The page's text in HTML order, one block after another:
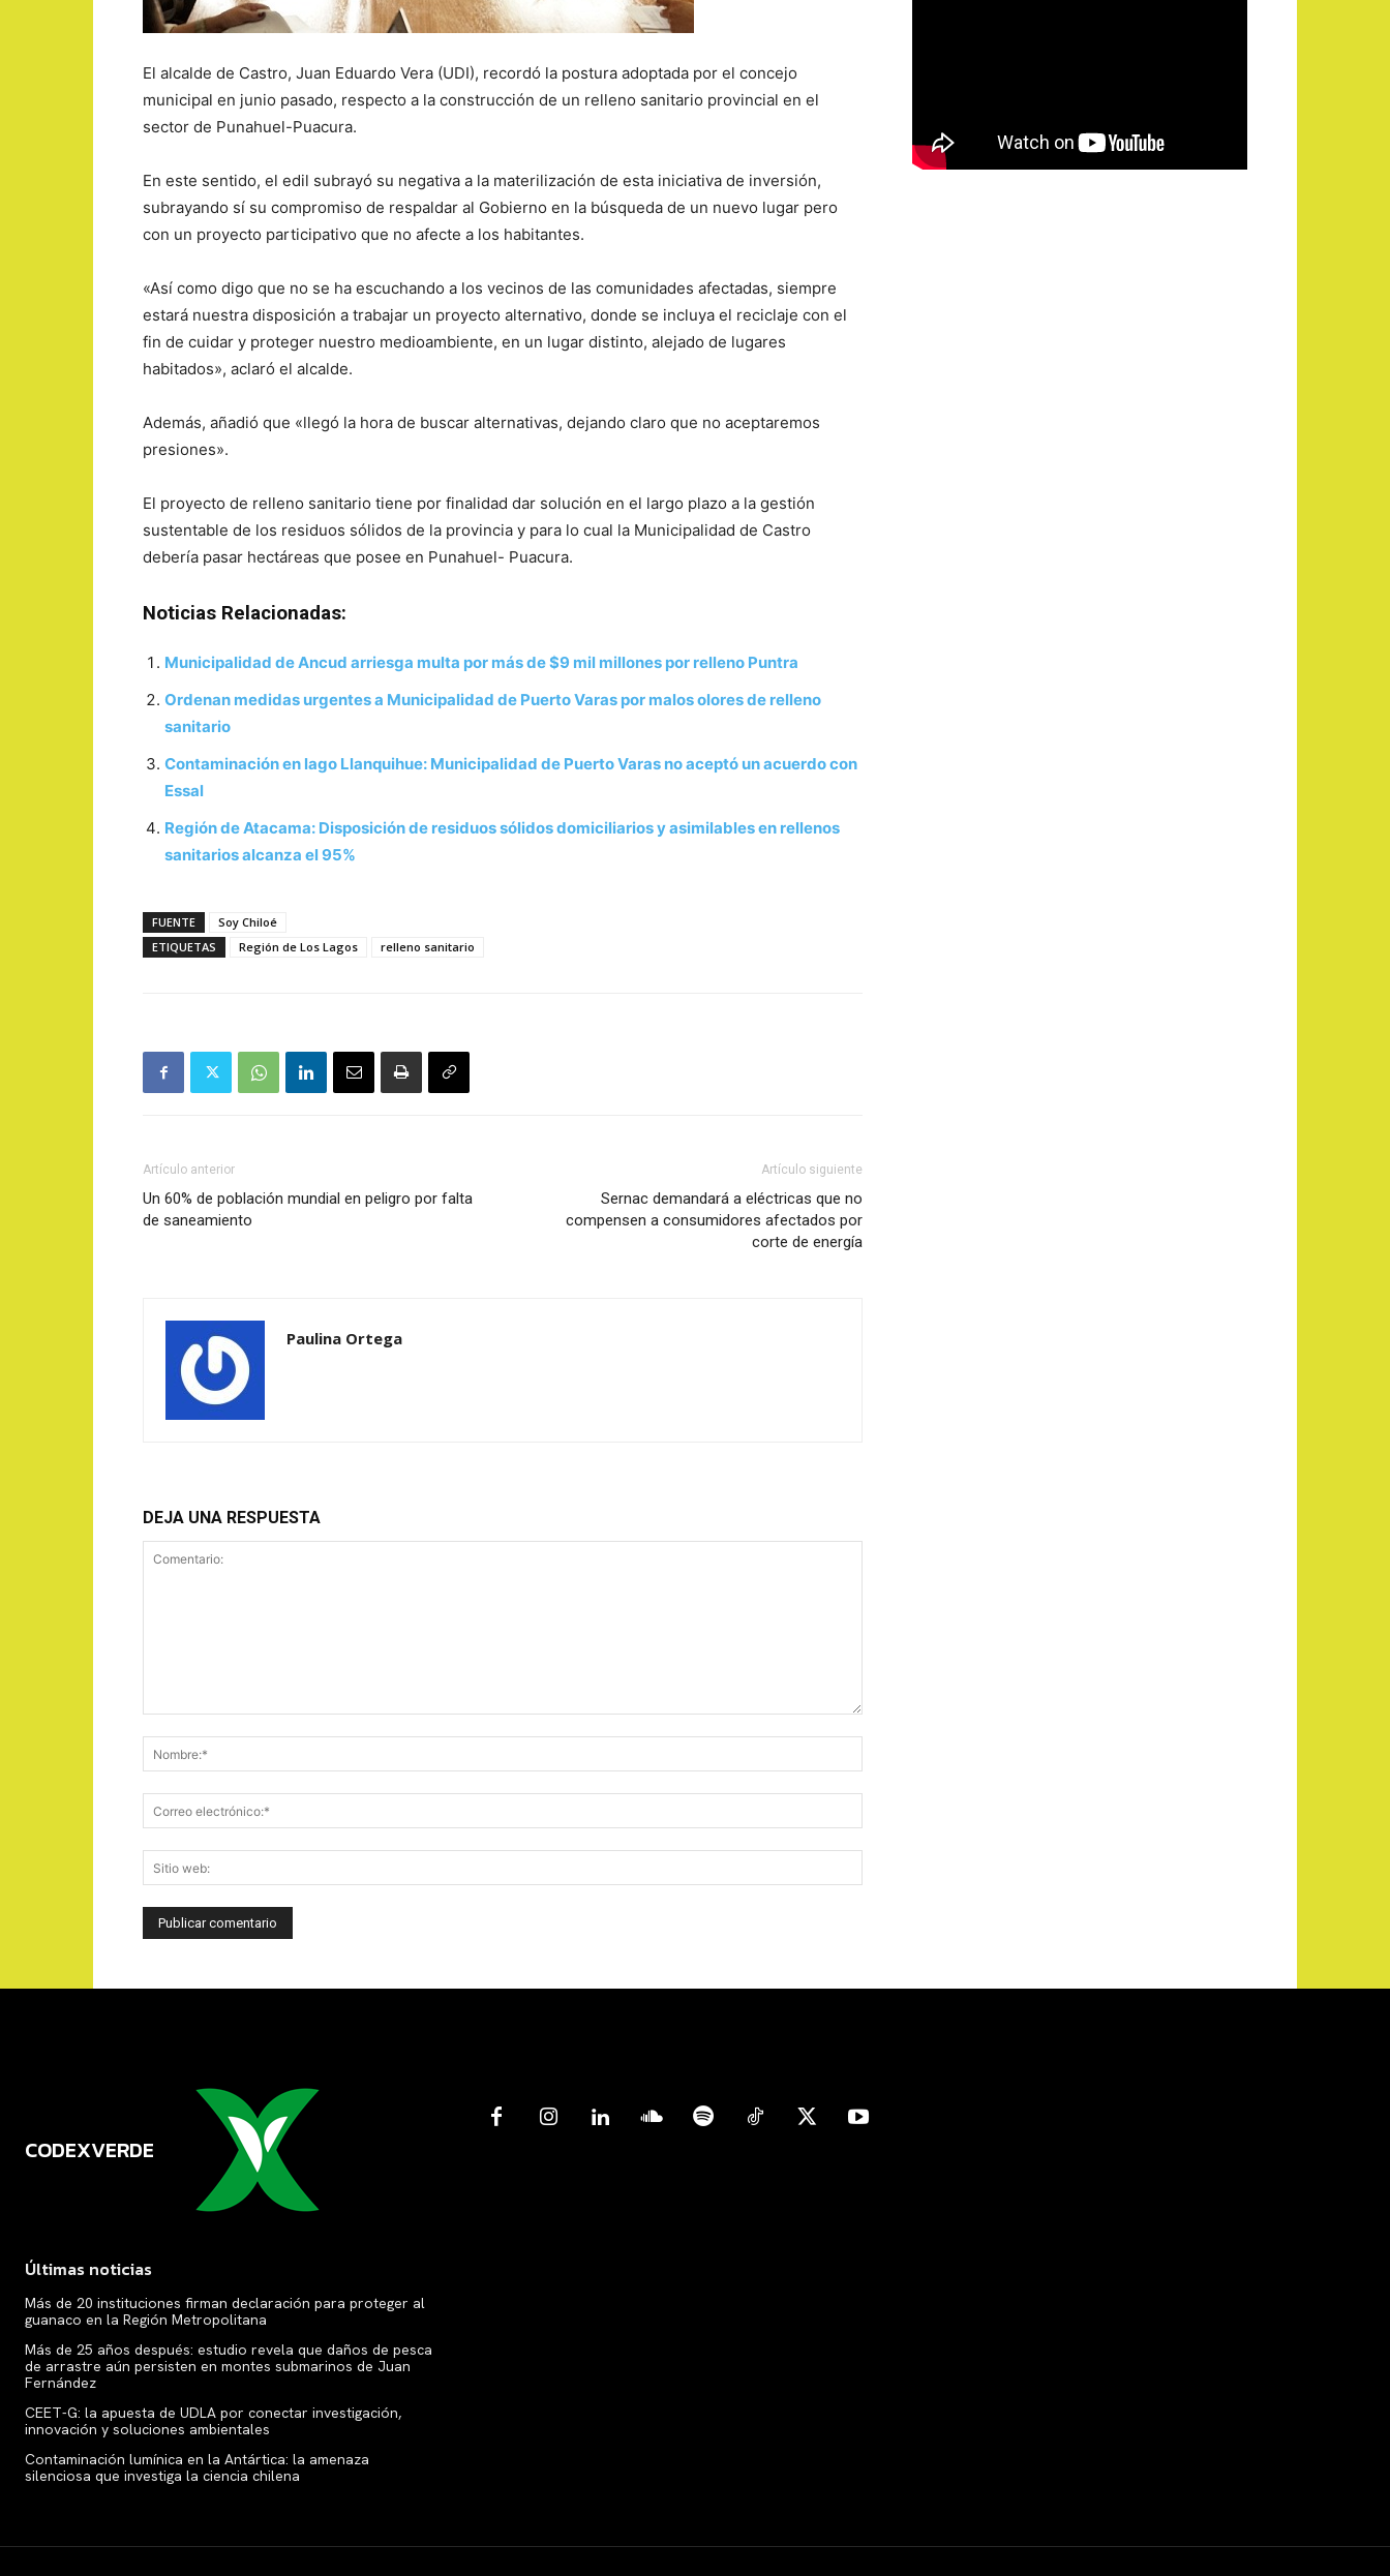
El alcalde de Castro, Juan Eduardo Vera (UDI), recordó la postura adoptada por el concejo
municipal en junio pasado, respecto a la construcción de un relleno sanitario provincial en el
sector de Punahuel-Puacura.
En este sentido, el edil subrayó su negativa a la materilización de esta iniciativa de inversión,
subrayando sí su compromiso de respaldar al Gobierno en la búsqueda de un nuevo lugar pero
con un proyecto participativo que no afecte a los habitantes.
«Así como digo que no se ha escuchando a los vecinos de las comunidades afectadas, siempre
estará nuestra disposición a trabajar un proyecto alternativo, donde se incluya el reciclaje con el
fin de cuidar y proteger nuestro medioambiente, en un lugar distinto, alejado de lugares
habitados», aclaró el alcalde.
Además, añadió que «llegó la hora de buscar alternativas, dejando claro que no aceptaremos
presiones».
El proyecto de relleno sanitario tiene por finalidad dar solución en el largo plazo a la gestión
sustentable de los residuos sólidos de la provincia y para lo cual la Municipalidad de Castro
debería pasar hectáreas que posee en Punahuel- Puacura.
Noticias Relacionadas:
Municipalidad de Ancud arriesga multa por más de $9 mil millones por relleno Puntra
Ordenan medidas urgentes a Municipalidad de Puerto Varas por malos olores de relleno
sanitario
Contaminación en lago Llanquihue: Municipalidad de Puerto Varas no aceptó un acuerdo con
Essal
Región de Atacama: Disposición de residuos sólidos domiciliarios y asimilables en rellenos
sanitarios alcanza el 95%
FUENTE
Soy Chiloé
ETIQUETAS
Región de Los Lagos relleno sanitario
Artículo anterior
Un 60% de población mundial en peligro por falta
de saneamiento
Artículo siguiente
Sernac demandará a eléctricas que no
compensen a consumidores afectados por
corte de energía
Paulina Ortega
DEJA UNA RESPUESTA
CODEXVERDE
Últimas noticias
Más de 20 instituciones firman declaración para proteger al
guanaco en la Región Metropolitana
Más de 25 años después: estudio revela que daños de pesca
de arrastre aún persisten en montes submarinos de Juan
Fernández
CEET-G: la apuesta de UDLA por conectar investigación,
innovación y soluciones ambientales
Contaminación lumínica en la Antártica: la amenaza
silenciosa que investiga la ciencia chilena